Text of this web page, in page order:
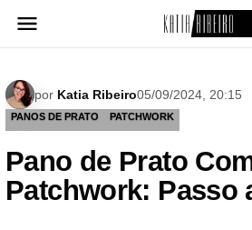
para
por Katia Ribeiro05/09/2024, 20:15
PANOS DE PRATO PATCHWORK
Pano de Prato
Patchwork: Passo